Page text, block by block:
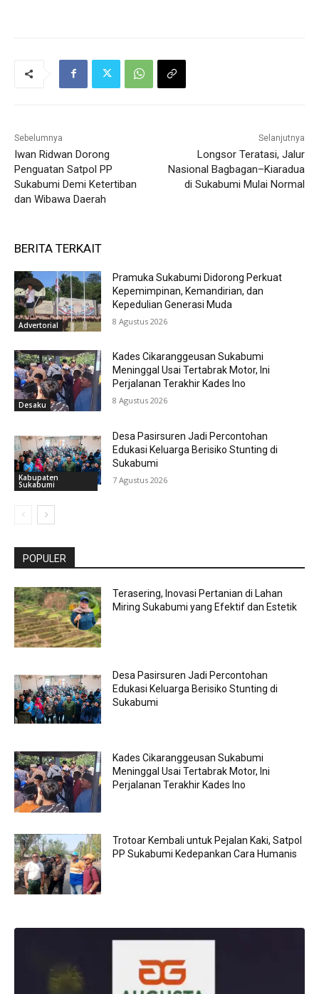
Sebelumnya
Iwan Ridwan Dorong
Penguatan Satpol PP
Sukabumi Demi Ketertiban
dan Wibawa Daerah
Selanjutnya
Longsor Teratasi, Jalur
Nasional Bagbagan–Kiaradua
di Sukabumi Mulai Normal
BERITA TERKAIT
Advertorial
Pramuka Sukabumi Didorong Perkuat
Kepemimpinan, Kemandirian, dan
Kepedulian Generasi Muda
8 Agustus 2026
Desaku
Kades Cikaranggeusan Sukabumi
Meninggal Usai Tertabrak Motor, Ini
Perjalanan Terakhir Kades Ino
8 Agustus 2026
Kabupaten
Sukabumi
Desa Pasirsuren Jadi Percontohan
Edukasi Keluarga Berisiko Stunting di
Sukabumi
7 Agustus 2026
POPULER
Terasering, Inovasi Pertanian di Lahan
Miring Sukabumi yang Efektif dan Estetik
Desa Pasirsuren Jadi Percontohan
Edukasi Keluarga Berisiko Stunting di
Sukabumi
Kades Cikaranggeusan Sukabumi
Meninggal Usai Tertabrak Motor, Ini
Perjalanan Terakhir Kades Ino
Trotoar Kembali untuk Pejalan Kaki, Satpol
PP Sukabumi Kedepankan Cara Humanis